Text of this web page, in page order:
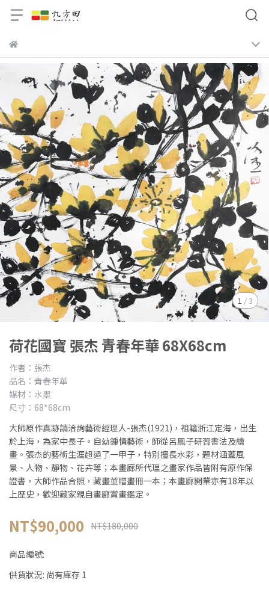
1 /3
荷花國寶 張杰 青春年華 68X68cm
作者：張杰
品名：青春年華
媒材：水墨
尺寸：68*68cm
大師原作真跡請洽詢藝術經理人-張杰(1921)，祖籍浙江定海，出生
於上海，為家中長子。自幼鍾情藝術，師從呂鳳子研習書法及繪
畫。張杰的藝術生涯超過了一甲子，特別擅長水彩，題材涵蓋風
景、人物、靜物、花卉等；本畫廊所代理之畫家作品皆附有原作保
證書，大師作品合照，藏畫並贈畫冊一本；本畫廊開業亦有18年以
上歷史，歡迎藏家親自畫廊賞畫鑑定。
NT$90,000 NT$180,000
商品編號:
供貨狀況: 尚有庫存 1